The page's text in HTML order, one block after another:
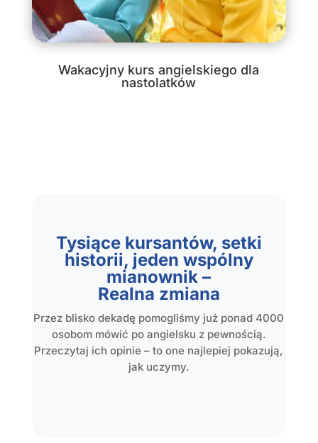
Wakacyjny kurs angielskiego dla
nastolatków
Tysiące kursantów, setki
historii, jeden wspólny
mianownik –
Realna zmiana
Przez blisko dekadę pomogliśmy już ponad 4000
osobom mówić po angielsku z pewnością.
Przeczytaj ich opinie – to one najlepiej pokazują,
jak uczymy.